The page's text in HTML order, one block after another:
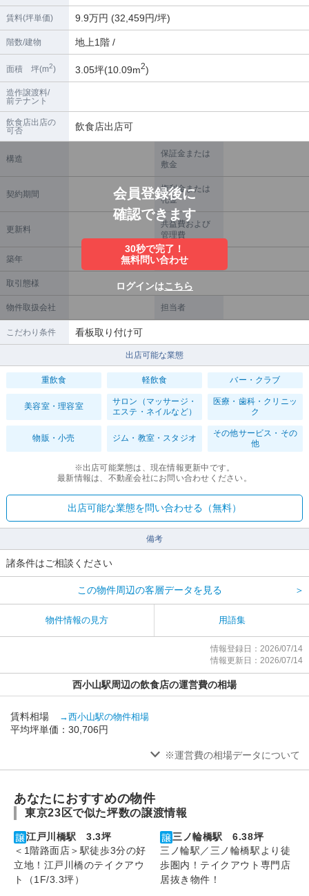
賃料(坪単価) 9.9万円 (32,459円/坪)
階数/建物 地上1階 /
面積 坪(m2) 3.05坪(10.09m2)
造作譲渡料/
前テナント
飲食店出店の
可否
飲食店出店可
構造
保証金または
敷金
契約期間
権利金または
礼金
更新料
共益費および
管理費
築年 償却
取引態様
物件取扱会社 担当者
会員登録後に
確認できます
30秒で完了！
無料問い合わせ
ログインはこちら
こだわり条件 看板取り付け可
出店可能な業態
重飲食 軽飲食 バー・クラブ
美容室・理容室
サロン（マッサージ・
エステ・ネイルなど）
医療・歯科・クリニッ
ク
物販・小売 ジム・教室・スタジオ
その他サービス・その
他
※出店可能業態は、現在情報更新中です。
最新情報は、不動産会社にお問い合わせください。
出店可能な業態を問い合わせる（無料）
備考
諸条件はご相談ください
この物件周辺の客層データを見る ＞
物件情報の見方 用語集
情報登録日：2026/07/14
情報更新日：2026/07/14
西小山駅周辺の飲食店の運営費の相場
賃料相場 →西小山駅の物件相場
平均坪単価：30,706円
※運営費の相場データについて
あなたにおすすめの物件
東京23区で似た坪数の譲渡情報
江戸川橋駅 3.3坪
＜1階路面店＞駅徒歩3分の好
立地！江戸川橋のテイクアウ
ト（1F/3.3坪）
三ノ輪橋駅 6.38坪
三ノ輪駅／三ノ輪橋駅より徒
歩圏内！テイクアウト専門店
居抜き物件！